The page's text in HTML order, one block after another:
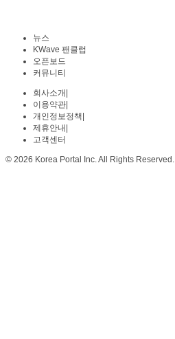
뉴스
KWave 팬클럽
오픈보드
커뮤니티
회사소개
이용약관
개인정보정책
제휴안내
고객센터
© 2026 Korea Portal Inc. All Rights Reserved.